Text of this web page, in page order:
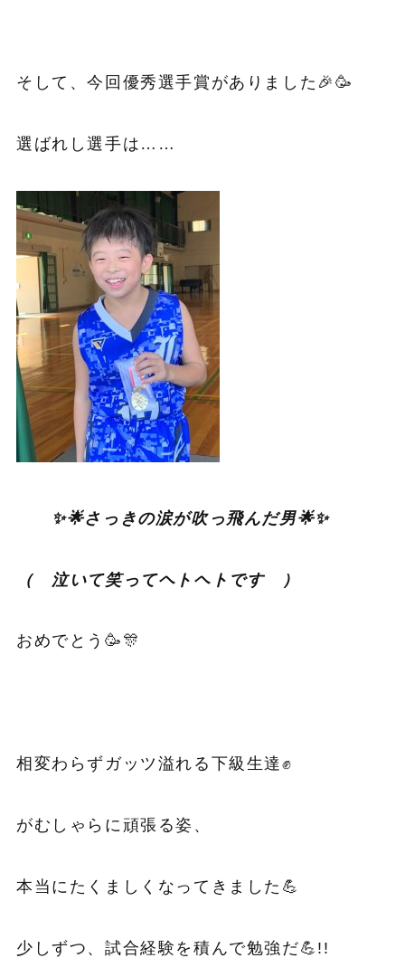
そして、今回優秀選手賞がありました🎉🥳
選ばれし選手は……
✨🌟さっきの涙が吹っ飛んだ男🌟✨
（ 泣いて笑ってヘトヘトです ）
おめでとう🥳🎊
相変わらずガッツ溢れる下級生達✊
がむしゃらに頑張る姿、
本当にたくましくなってきました💪
少しずつ、試合経験を積んで勉強だ💪!!